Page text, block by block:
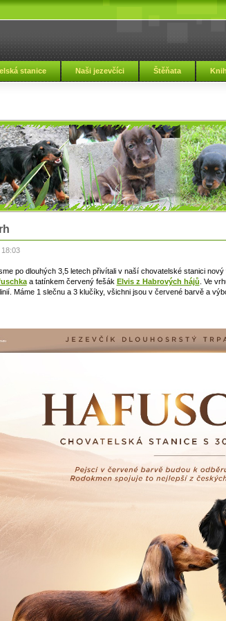
stanice Naši jezevčíci Štěňata
po dlouhých 3,5 letech přivítali v naší chovatelské stanici
a tatínkem červený fešák Elvis z Habrových hájů . Ve
Máme 1 slečnu a 3 klučíky, všichni jsou v červené barvě a